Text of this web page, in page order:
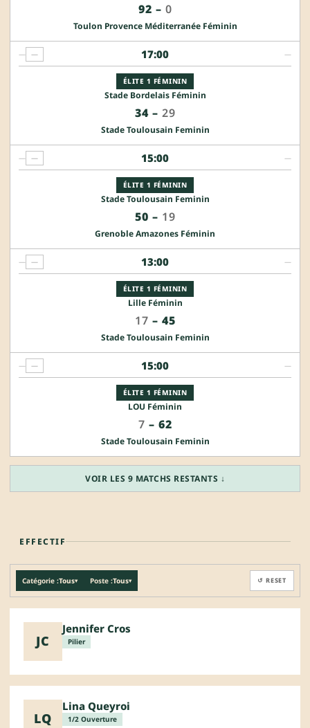
92 – 0
Toulon Provence Méditerranée Féminin
17:00
ÉLITE 1 FÉMININ
Stade Bordelais Féminin
34– 29
Stade Toulousain Feminin
— — —
15:00
ÉLITE 1 FÉMININ
Stade Toulousain Feminin
50 – 19
Grenoble Amazones Féminin
— — —
13:00
ÉLITE 1 FÉMININ
Lille Féminin
17 – 45
Stade Toulousain Feminin
— — —
15:00
ÉLITE 1 FÉMININ
LOU Féminin
7 – 62
Stade Toulousain Feminin
— — —
VOIR LES 9 MATCHS RESTANTS ↓
EFFECTIF
Catégorie :Tous▾ Poste :Tous▾ ↺ RESET
JC
Jennifer Cros
Pilier
LQ
Lina Queyroi
1/2 Ouverture